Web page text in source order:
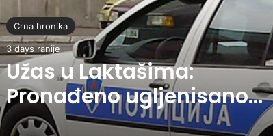
Crna hronika
3 days ranije
Užas u Laktašima:
Pronađeno ugljenisano
tijelo žene